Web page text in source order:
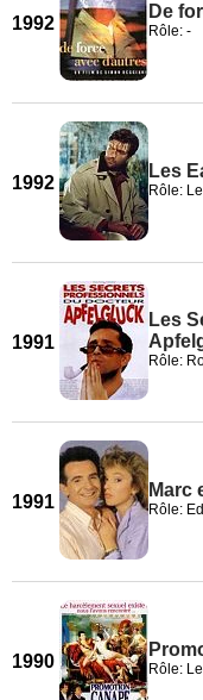
1992
De
Rôle: -
1992
Les
Rôle:
1991
Les
Rôle:
1991
Marc
Rôle:
1990 Rôle: